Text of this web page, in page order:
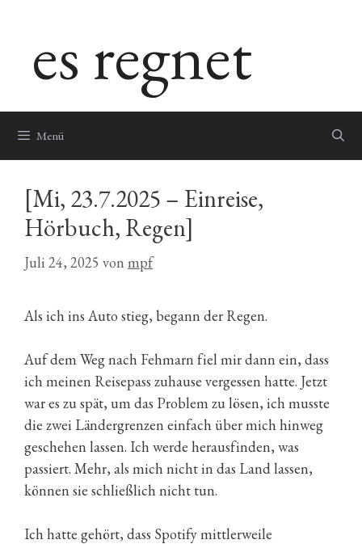
springenes regnet
Menü
[Mi, 23.7.2025 – Einreise,
Hörbuch, Regen]
Juli 24, 2025 von mpf
Als ich ins Auto stieg, begann der Regen.
Auf dem Weg nach Fehmarn fiel mir dann ein, dass
ich meinen Reisepass zuhause vergessen hatte. Jetzt
war es zu spät, um das Problem zu lösen, ich musste
die zwei Ländergrenzen einfach über mich hinweg
geschehen lassen. Ich werde herausfinden, was
passiert. Mehr, als mich nicht in das Land lassen,
können sie schließlich nicht tun.
Ich hatte gehört, dass Spotify mittlerweile